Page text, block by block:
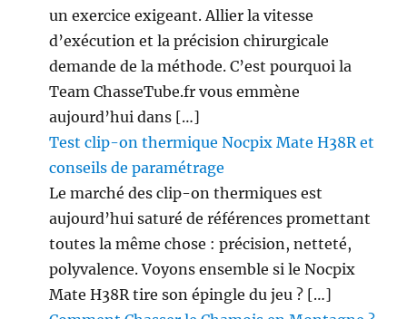
un exercice exigeant. Allier la vitesse
d’exécution et la précision chirurgicale
demande de la méthode. C’est pourquoi la
Team ChasseTube.fr vous emmène
aujourd’hui dans […]
Test clip-on thermique Nocpix Mate H38R et
conseils de paramétrage
Le marché des clip-on thermiques est
aujourd’hui saturé de références promettant
toutes la même chose : précision, netteté,
polyvalence. Voyons ensemble si le Nocpix
Mate H38R tire son épingle du jeu ? […]